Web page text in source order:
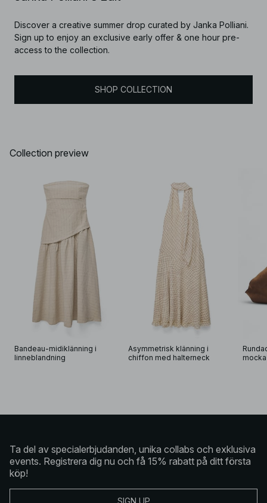
Discover a creative summer drop curated by Janka Polliani.
Sign up to enjoy an exclusive early offer & one hour pre-
access to the collection.
SHOP COLLECTION
Collection preview
Bandeau-midiklänning i
linneblandning
Asymmetrisk klänning i
chiffon med halterneck
mocka
Ta del av specialerbjudanden, unika collabs och exklusiva
events. Registrera dig nu och få 15% rabatt på ditt första
köp!
SIGN UP